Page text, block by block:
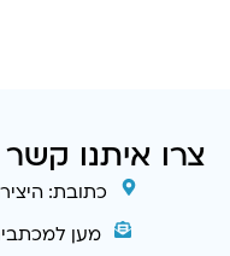
צרו איתנו
כתובת: היצירה 8 ראש העין –
מען למכתבים: